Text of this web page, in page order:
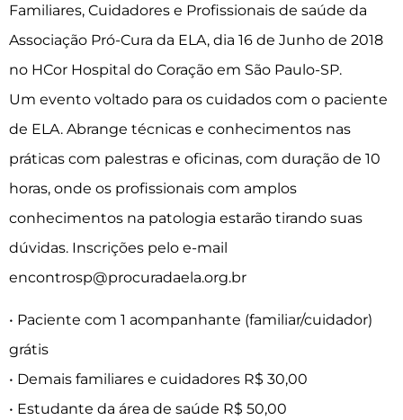
Familiares, Cuidadores e Profissionais de saúde da
Associação Pró-Cura da ELA, dia 16 de Junho de 2018
no HCor Hospital do Coração em São Paulo-SP.
Um evento voltado para os cuidados com o paciente
de ELA. Abrange técnicas e conhecimentos nas
práticas com palestras e oficinas, com duração de 10
horas, onde os profissionais com amplos
conhecimentos na patologia estarão tirando suas
dúvidas. Inscrições pelo e-mail
encontrosp@procuradaela.org.br
• Paciente com 1 acompanhante (familiar/cuidador)
grátis
• Demais familiares e cuidadores R$ 30,00
• Estudante da área de saúde R$ 50,00